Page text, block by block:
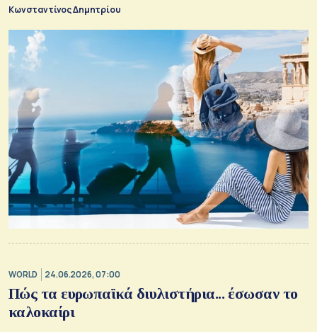
Κωνσταντίνος Δημητρίου
WORLD 24.06.2026, 07:00
Πώς τα ευρωπαϊκά διυλιστήρια... έσωσαν το
καλοκαίρι